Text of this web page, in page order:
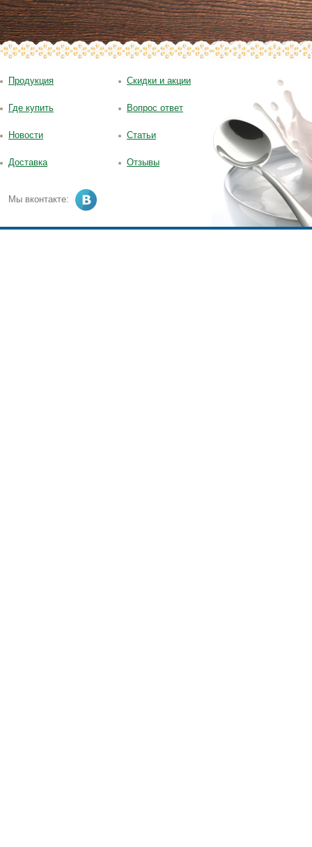
Продукция
Где купить
Новости
Доставка
Скидки и акции
Вопрос ответ
Статьи
Отзывы
Мы вконтакте: